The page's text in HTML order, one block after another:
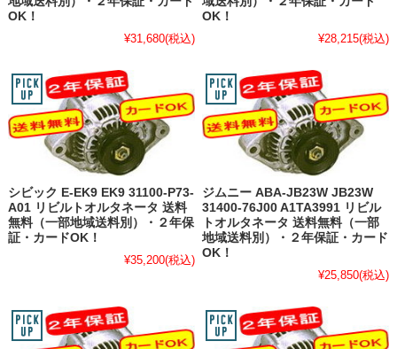
OK！
¥31,680(税込)
OK！
¥28,215(税込)
シビック E-EK9 EK9 31100-P73-
A01 リビルトオルタネータ 送料
無料（一部地域送料別）・２年保
証・カードOK！
¥35,200(税込)
ジムニー ABA-JB23W JB23W
31400-76J00 A1TA3991 リビル
トオルタネータ 送料無料（一部
地域送料別）・２年保証・カード
OK！
¥25,850(税込)